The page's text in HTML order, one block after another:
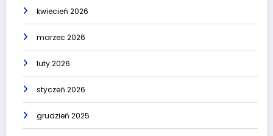
kwiecień 2026
marzec 2026
luty 2026
styczeń 2026
grudzień 2025